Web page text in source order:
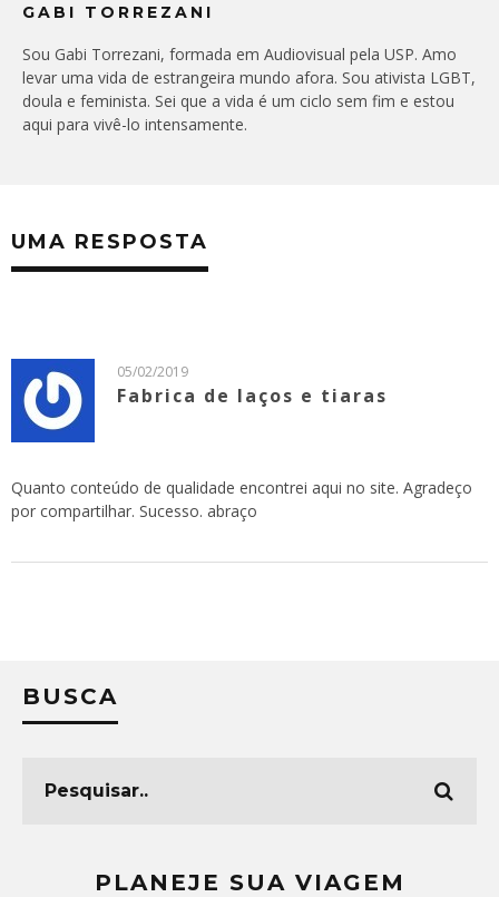
GABI TORREZANI
Sou Gabi Torrezani, formada em Audiovisual pela USP. Amo
levar uma vida de estrangeira mundo afora. Sou ativista LGBT,
doula e feminista. Sei que a vida é um ciclo sem fim e estou
aqui para vivê-lo intensamente.
UMA RESPOSTA
05/02/2019
Fabrica de laços e tiaras
Quanto conteúdo de qualidade encontrei aqui no site. Agradeço
por compartilhar. Sucesso. abraço
BUSCA
PLANEJE SUA VIAGEM